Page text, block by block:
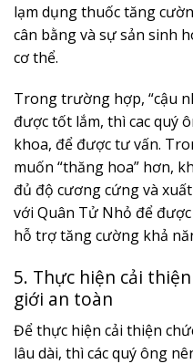
lạm dụng thuốc tăng
cân bằng và sự sản sinh
cơ thể.
Trong trường hợp, “cậu
được tốt lắm, thì cac quý
khoa, để được tư vấn.
muốn “thăng hoa” hơn,
đủ độ cương cứng và
với Quân Tử Nhỏ để
hỗ trợ tăng cường khả
5. Thực hiện cải
giới an toàn
Để thực hiện cải thiện
lâu dài, thì các quý ông